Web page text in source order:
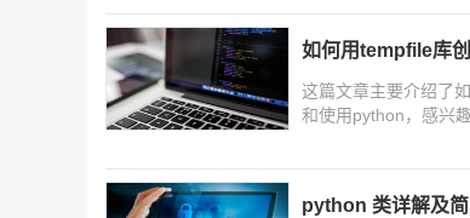
如何用tempfile库
这篇文章主要介绍了
和使用python，感兴
python 类详解及简